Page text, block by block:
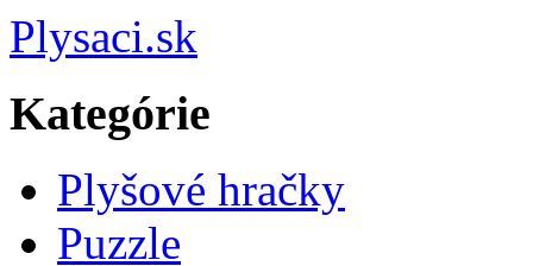
Plysaci.sk
Kategórie
Plyšové hračky
Puzzle